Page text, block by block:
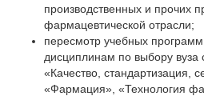
производственных и прочих
фармацевтической отрасли;
пересмотр учебных
дисциплинам по выбору вуза
«Качество, стандартизация,
«Фармация», «Технология